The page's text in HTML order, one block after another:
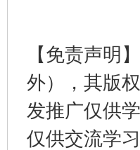
【免责声明
外），其版
发推广仅供
仅供交流学